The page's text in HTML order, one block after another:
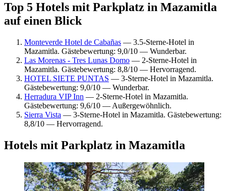
Top 5 Hotels mit Parkplatz in Mazamitla
auf einen Blick
Monteverde Hotel de Cabañas — 3.5-Sterne-Hotel in
Mazamitla. Gästebewertung: 9,0/10 — Wunderbar.
Las Morenas - Tres Lunas Domo — 2-Sterne-Hotel in
Mazamitla. Gästebewertung: 8,8/10 — Hervorragend.
HOTEL SIETE PUNTAS — 3-Sterne-Hotel in Mazamitla.
Gästebewertung: 9,0/10 — Wunderbar.
Herradura VIP Inn — 2-Sterne-Hotel in Mazamitla.
Gästebewertung: 9,6/10 — Außergewöhnlich.
Sierra Vista — 3-Sterne-Hotel in Mazamitla. Gästebewertung:
8,8/10 — Hervorragend.
Hotels mit Parkplatz in Mazamitla